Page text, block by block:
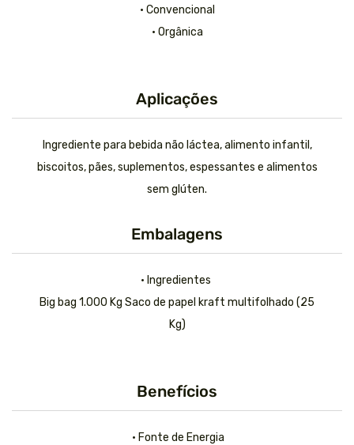
• Convencional
• Orgânica
Aplicações
Ingrediente para bebida não láctea, alimento infantil,
biscoitos, pães, suplementos, espessantes e alimentos
sem glúten.
Embalagens
• Ingredientes
Big bag 1.000 Kg Saco de papel kraft multifolhado (25
Kg)
Benefícios
• Fonte de Energia